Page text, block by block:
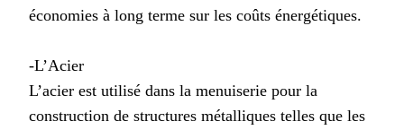
économies à long terme sur les coûts énergétiques.
-L’Acier
L’acier est utilisé dans la menuiserie pour la
construction de structures métalliques telles que les